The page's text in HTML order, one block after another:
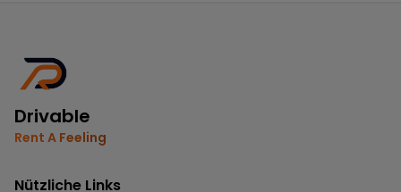
Drivable
Rent A Feeling
Nützliche Links